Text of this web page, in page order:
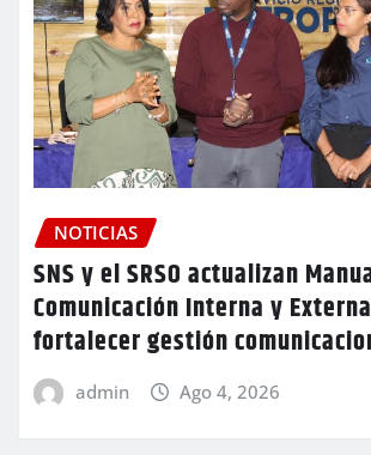
NOTICIAS
SNS y el SRSO actualizan
Comunicación Interna y
fortalecer gestión
admin Ago 4, 2026